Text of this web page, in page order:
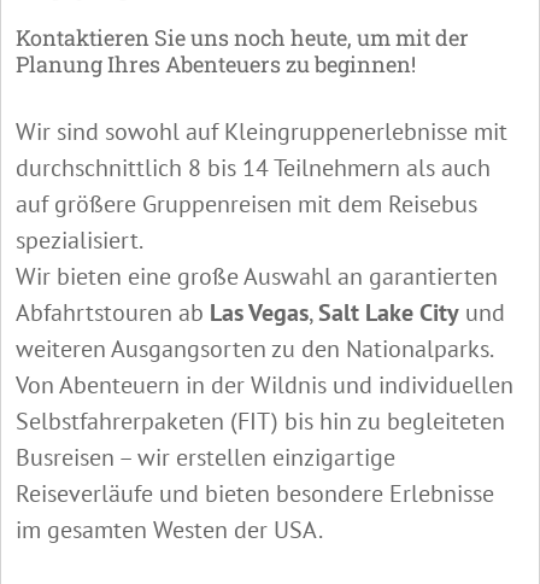
Kontaktieren Sie uns noch heute, um mit der
Planung Ihres Abenteuers zu beginnen!
Wir sind sowohl auf Kleingruppenerlebnisse mit
durchschnittlich 8 bis 14 Teilnehmern als auch
auf größere Gruppenreisen mit dem Reisebus
spezialisiert.
Wir bieten eine große Auswahl an garantierten
Abfahrtstouren ab Las Vegas,Salt Lake City und
weiteren Ausgangsorten zu den Nationalparks.
Von Abenteuern in der Wildnis und individuellen
Selbstfahrerpaketen (FIT) bis hin zu begleiteten
Busreisen – wir erstellen einzigartige
Reiseverläufe und bieten besondere Erlebnisse
im gesamten Westen der USA.